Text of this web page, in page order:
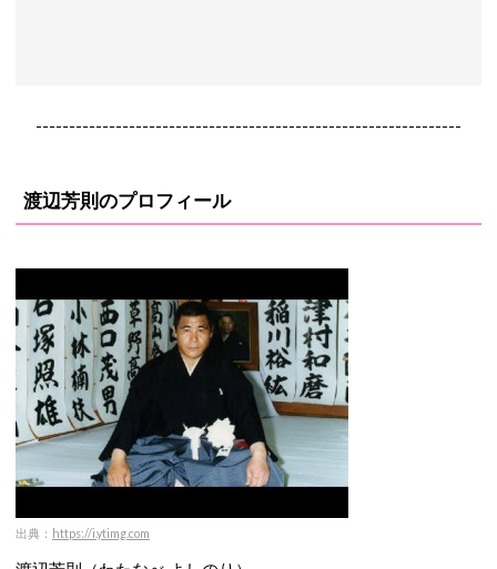
----------------------------------------------------------------
渡辺芳則のプロフィール
出典： https://i.ytimg.com